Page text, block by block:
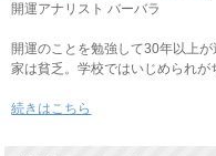
開運アナリスト バーバラ
開運のことを勉強して30年以上
家は貧乏。学校ではいじめられが
続きはこちら